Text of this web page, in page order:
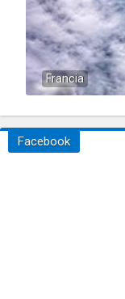
Francia
Facebook